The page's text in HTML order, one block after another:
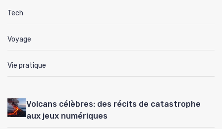
Tech
Voyage
Vie pratique
Volcans célèbres: des récits de catastrophe
aux jeux numériques